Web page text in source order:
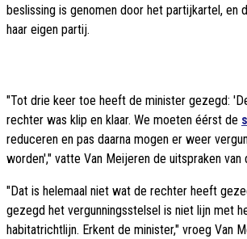
beslissing is genomen door het partijkartel, en
haar eigen partij.
"Tot drie keer toe heeft de minister gezegd:
rechter was klip en klaar. We moeten éérst de
reduceren en pas daarna mogen er weer
worden'," vatte Van Meijeren de uitspraken van
"Dat is helemaal niet wat de rechter heeft
gezegd het vergunningsstelsel is niet lijn met
habitatrichtlijn. Erkent de minister," vroeg Van